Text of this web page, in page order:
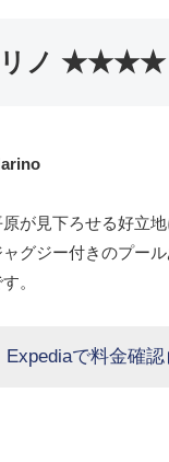
リノ ★★★★
が見下ろせる好立
グジー付きのプー
。
Expediaで料金確認